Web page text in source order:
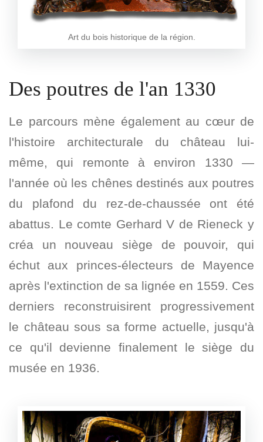
Art du bois historique de la région.
Des poutres de l'an 1330
Le parcours mène également au cœur de
l'histoire architecturale du château lui-
même, qui remonte à environ 1330 —
l'année où les chênes destinés aux poutres
du plafond du rez-de-chaussée ont été
abattus. Le comte Gerhard V de Rieneck y
créa un nouveau siège de pouvoir, qui
échut aux princes-électeurs de Mayence
après l'extinction de sa lignée en 1559. Ces
derniers reconstruisirent progressivement
le château sous sa forme actuelle, jusqu'à
ce qu'il devienne finalement le siège du
musée en 1936.